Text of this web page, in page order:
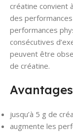
créatine convient
des
performances
consécutives
peuvent être
de créatine.
Avantages
jusqu’à 5 g de
augmente les